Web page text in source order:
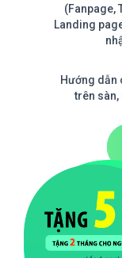
(Fanpage,
Landing
Hướng dẫn
trên sàn,